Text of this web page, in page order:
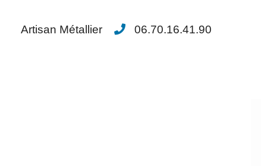
Artisan Métallier 06.70.16.41.90